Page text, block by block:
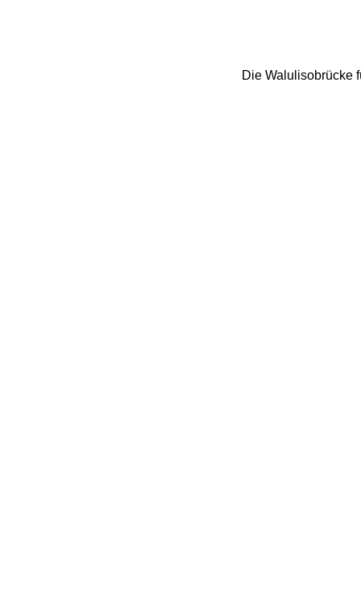
Die Walulisobrücke